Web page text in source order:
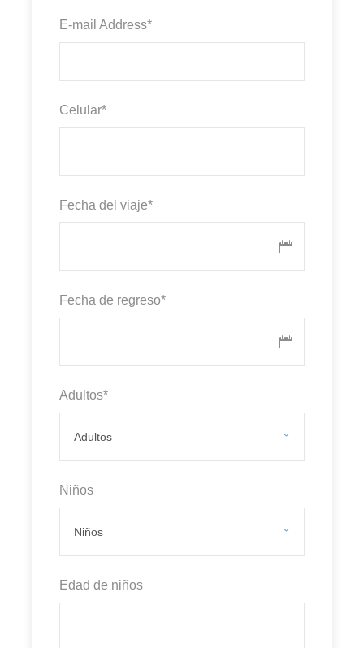
E-mail Address*
Celular*
Fecha del viaje*
Fecha de regreso*
Adultos*
Niños
Edad de niños